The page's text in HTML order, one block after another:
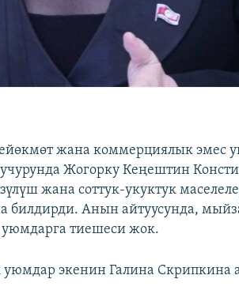
жана коммерциялык эмес
Жогорку Кеңештин
жана соттук-укуктук
билдирди. Анын айтуусунда,
тиешеси жок.
экенин Галина Скрипкина